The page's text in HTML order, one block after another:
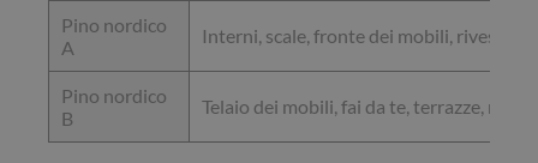
Pino nordico
A
Interni, scale, fronte dei mobili,
Pino nordico
B
Telaio dei mobili, fai da te, terrazze,